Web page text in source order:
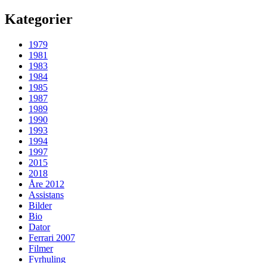
Kategorier
1979
1981
1983
1984
1985
1987
1989
1990
1993
1994
1997
2015
2018
Åre 2012
Assistans
Bilder
Bio
Dator
Ferrari 2007
Filmer
Fyrhuling